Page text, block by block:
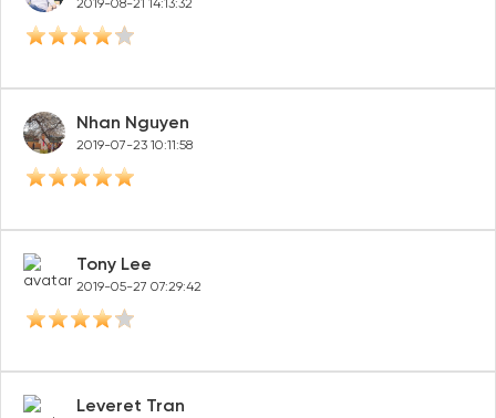
2019-08-21 14:13:32
Nhan Nguyen
2019-07-23 10:11:58
Tony Lee
2019-05-27 07:29:42
Leveret Tran